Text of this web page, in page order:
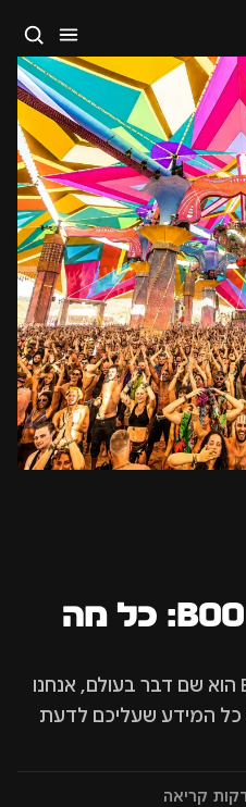
פסטיבל בום BOOM: כל מה
פסטיבל הטראנס בום BOOM הוא שם דבר בעולם, אנחנו
כל המידע שעליכם לדעת
סגור
✈️חו״ל 🔥בקרוב
או שם חג.